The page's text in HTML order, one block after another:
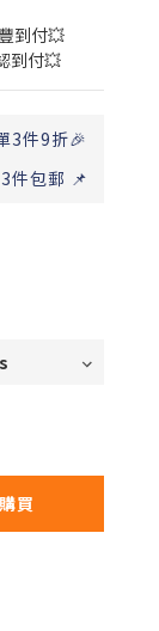
到付💥
到付💥
3件9折🎉
件包郵 📌
買